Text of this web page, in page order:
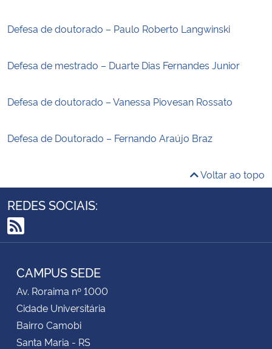
Defesa de doutorado – Paulo Roberto Langwinski
Defesa de mestrado – Duarte Dias Fernandes Junior
Defesa de doutorado – Vanessa Piovesan Rossato
Defesa de Doutorado – Fernando Araújo Braz
Voltar ao topo
REDES SOCIAIS:
RSS
CAMPUS SEDE
Av. Roraima nº 1000
Cidade Universitária
Bairro Camobi
Santa Maria - RS